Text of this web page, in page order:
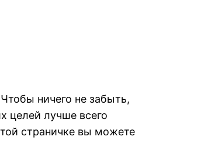
ничего не забыть,
целей лучше всего
страничке вы можете